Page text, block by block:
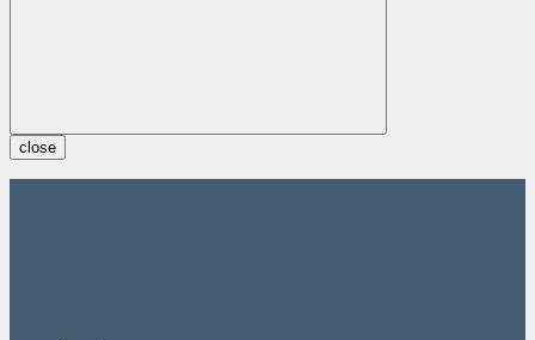
close